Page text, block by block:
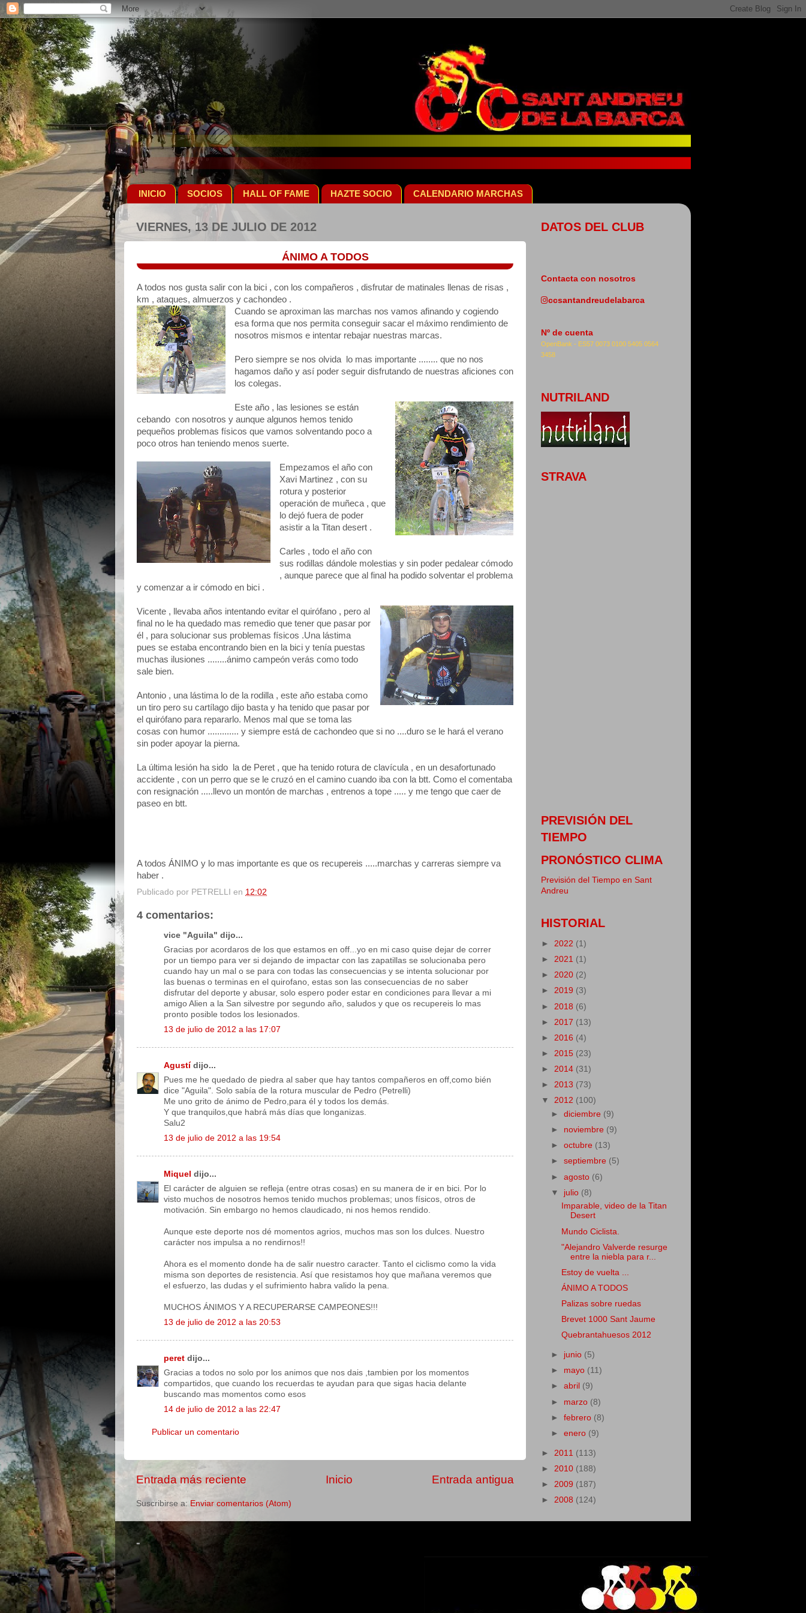
INICIO SOCIOS HALL OF FAME HAZTE SOCIO CALENDARIO MARCHAS
VIERNES, 13 DE JULIO DE 2012
ÁNIMO A TODOS
A todos nos gusta salir con la bici , con los compañeros , disfrutar de matinales llenas de risas ,
km , ataques, almuerzos y cachondeo .
Cuando se aproximan las marchas nos vamos afinando y cogiendo
esa forma que nos permita conseguir sacar el máximo rendimiento de
nosotros mismos e intentar rebajar nuestras marcas.
Pero siempre se nos olvida lo mas importante ........ que no nos
hagamos daño y así poder seguir disfrutando de nuestras aficiones con
los colegas.
Este año , las lesiones se están
cebando con nosotros y aunque algunos hemos tenido
pequeños problemas físicos que vamos solventando poco a
poco otros han teniendo menos suerte.
Empezamos el año con
Xavi Martinez , con su
rotura y posterior
operación de muñeca , que
lo dejó fuera de poder
asistir a la Titan desert .
Carles , todo el año con
sus rodillas dándole molestias y sin poder pedalear cómodo
, aunque parece que al final ha podido solventar el problema
y comenzar a ir cómodo en bici .
Vicente , llevaba años intentando evitar el quirófano , pero al
final no le ha quedado mas remedio que tener que pasar por
él , para solucionar sus problemas físicos .Una lástima
pues se estaba encontrando bien en la bici y tenía puestas
muchas ilusiones ........ánimo campeón verás como todo
sale bien.
Antonio , una lástima lo de la rodilla , este año estaba como
un tiro pero su cartílago dijo basta y ha tenido que pasar por
el quirófano para repararlo. Menos mal que se toma las
cosas con humor ............. y siempre está de cachondeo que si no ....duro se le hará el verano
sin poder apoyar la pierna.
La última lesión ha sido la de Peret , que ha tenido rotura de clavícula , en un desafortunado
accidente , con un perro que se le cruzó en el camino cuando iba con la btt. Como el comentaba
con resignación .....llevo un montón de marchas , entrenos a tope ..... y me tengo que caer de
paseo en btt.
A todos ÁNIMO y lo mas importante es que os recupereis .....marchas y carreras siempre va
haber .
Publicado por PETRELLI en 12:02
4 comentarios:
vice "Aguila" dijo...
Gracias por acordaros de los que estamos en off...yo en mi caso quise dejar de correr
por un tiempo para ver si dejando de impactar con las zapatillas se solucionaba pero
cuando hay un mal o se para con todas las consecuencias y se intenta solucionar por
las buenas o terminas en el quirofano, estas son las consecuencias de no saber
disfrutar del deporte y abusar, solo espero poder estar en condiciones para llevar a mi
amigo Alien a la San silvestre por segundo año, saludos y que os recupereis lo mas
pronto posible todos los lesionados.
13 de julio de 2012 a las 17:07
Agustídijo...
Pues me he quedado de piedra al saber que hay tantos compañeros en off,como bién
dice "Aguila". Solo sabía de la rotura muscular de Pedro (Petrelli)
Me uno grito de ánimo de Pedro,para él y todos los demás.
Y que tranquilos,que habrá más días que longanizas.
Salu2
13 de julio de 2012 a las 19:54
Miquel dijo...
El carácter de alguien se refleja (entre otras cosas) en su manera de ir en bici. Por lo
visto muchos de nosotros hemos tenido muchos problemas; unos físicos, otros de
motivación. Sin embargo no hemos claudicado, ni nos hemos rendido.
Aunque este deporte nos dé momentos agrios, muchos mas son los dulces. Nuestro
carácter nos impulsa a no rendirnos!!
Ahora es el momento donde ha de salir nuestro caracter. Tanto el ciclismo como la vida
misma son deportes de resistencia. Así que resistamos hoy que mañana veremos que
el esfuerzo, las dudas y el sufrimiento habra valido la pena.
MUCHOS ÁNIMOS Y A RECUPERARSE CAMPEONES!!!
13 de julio de 2012 a las 20:53
peret dijo...
Gracias a todos no solo por los animos que nos dais ,tambien por los momentos
compartidos, que cuando los recuerdas te ayudan para que sigas hacia delante
buscando mas momentos como esos
14 de julio de 2012 a las 22:47
Publicar un comentario
Entrada más reciente Entrada antigua
Inicio
Suscribirse a: Enviar comentarios (Atom)
DATOS DEL CLUB
Contacta con nosotros
ccsantandreudelabarca
Nº de cuenta
OpenBank - ES57 0073 0100 5405 0564
3458
NUTRILAND
STRAVA
PREVISIÓN DEL
TIEMPO
PRONÓSTICO CLIMA
Previsión del Tiempo en Sant
Andreu
HISTORIAL
► 2022 (1)
► 2021 (1)
► 2020 (2)
► 2019 (3)
► 2018 (6)
► 2017 (13)
► 2016 (4)
► 2015 (23)
► 2014 (31)
► 2013 (73)
▼ 2012 (100)
►diciembre (9)
► noviembre (9)
►octubre (13)
►septiembre (5)
►agosto (6)
▼ julio (8)
Imparable, video de la Titan
Desert
Mundo Ciclista.
"Alejandro Valverde resurge
entre la niebla para r...
Estoy de vuelta ...
ÁNIMO A TODOS
Palizas sobre ruedas
Brevet 1000 Sant Jaume
Quebrantahuesos 2012
► junio (5)
► mayo (11)
►abril (9)
► marzo (8)
►febrero (8)
►enero (9)
► 2011 (113)
► 2010 (188)
► 2009 (187)
► 2008 (124)
-